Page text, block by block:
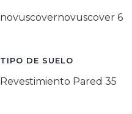
novuscovernovuscover 6
TIPO DE SUELO
Revestimiento Pared 35